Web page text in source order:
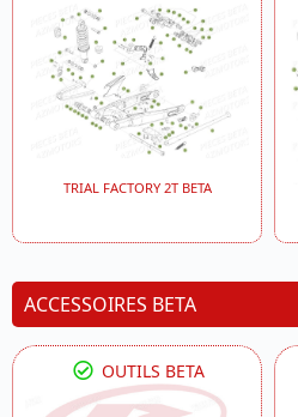
TRIAL FACTORY 2T BETA
ACCESSOIRES BETA
OUTILS BETA